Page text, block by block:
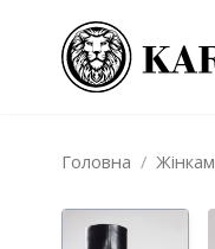
Головна / Жінкам